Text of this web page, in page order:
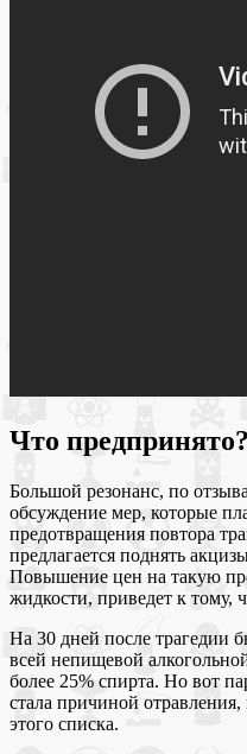
Что предпринято?
Большой резонанс, по
обсуждение мер, которые
предотвращения повтора
предлагается поднять
Повышение цен на такую
жидкости, приведет к тому,
На 30 дней после трагедии
всей непищевой
более 25% спирта. Но вот
стала причиной
этого списка.